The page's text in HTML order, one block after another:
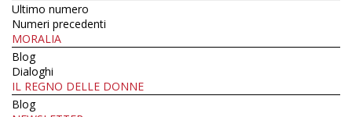
Ultimo numero
Numeri precedenti
MORALIA
Blog
Dialoghi
IL REGNO DELLE DONNE
Blog